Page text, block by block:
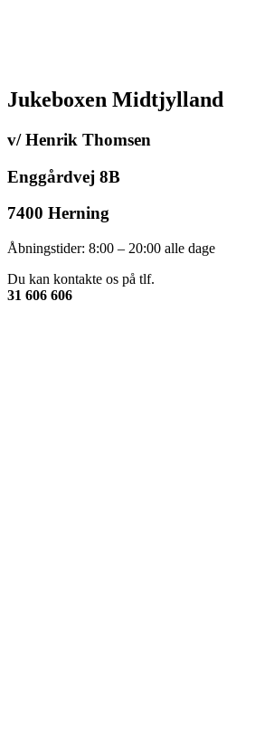
Jukeboxen Midtjylland
v/ Henrik Thomsen
Enggårdvej 8B
7400 Herning
Åbningstider: 8:00 – 20:00 alle dage
Du kan kontakte os på tlf.
31 606 606